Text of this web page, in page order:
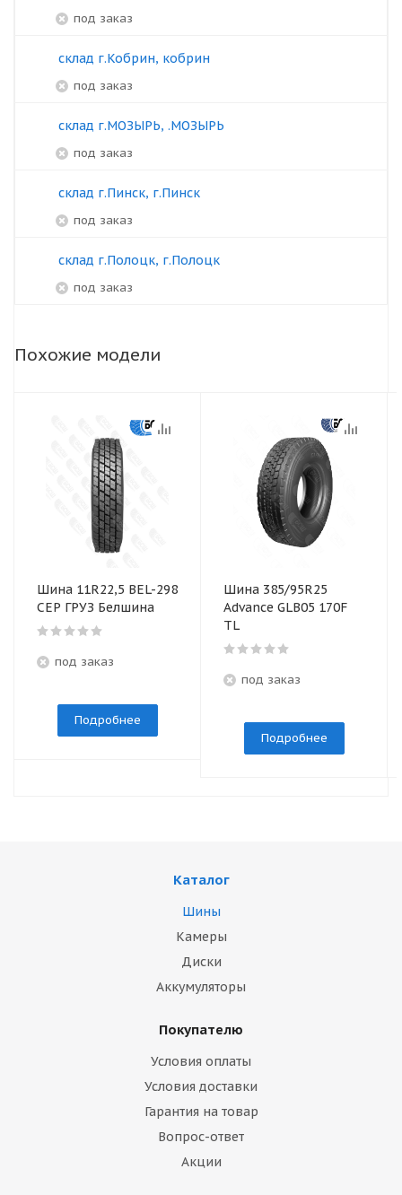
под заказ
склад г.Кобрин, кобрин
под заказ
склад г.МОЗЫРЬ, .МОЗЫРЬ
под заказ
склад г.Пинск, г.Пинск
под заказ
склад г.Полоцк, г.Полоцк
под заказ
Похожие модели
Шина 11R22,5 BEL-298
СЕР ГРУЗ Белшина
под заказ
Подробнее
Шина 385/95R25
Advance GLB05 170F
TL
под заказ
Подробнее
Каталог
Шины
Камеры
Диски
Аккумуляторы
Покупателю
Условия оплаты
Условия доставки
Гарантия на товар
Вопрос-ответ
Акции